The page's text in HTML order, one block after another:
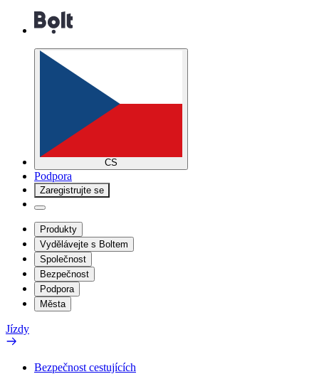
CS
Podpora
Zaregistrujte se
Produkty
Vydělávejte s Boltem
Společnost
Bezpečnost
Podpora
Města
Jízdy
Bezpečnost cestujících